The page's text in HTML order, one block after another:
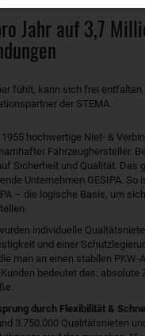
Jahr auf 3,7
fühlt, kann sich frei
der STEMA.
hochwertige Niet- &
Fahrzeughersteller.
Sicherheit und Qualität. Das
Unternehmen GESIPA. So
– die logische Basis, um
individuelle
und einer
man an einen stabilen PKW-
bedeutet das: absolute
durch Flexibilität &
3.750.000 Qualitätsnieten